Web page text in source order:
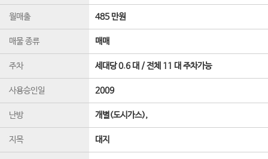
월매출 485 만원
매물 종류 매매
주차 세대당 0.6 대 / 전체 11 대 주차가능
사용승인일 2009
난방 개별(도시가스),
지목 대지